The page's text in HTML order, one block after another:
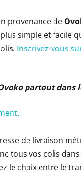
provenance de
simple et facile
Inscrivez-vous
partout dans
de livraison
tous vos colis
le choix entre le